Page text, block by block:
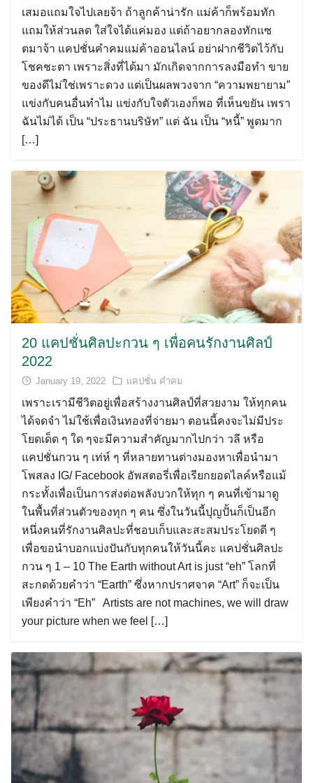
for:
เสมอแถมใจไปเลยจ้า ถ้าลูกค้าน่ารัก แม่ค้าก็พร้อมทัก
แถมให้ส่วนลด ใส่ใจได้แค่มอง แต่ถ้าอยากลองทักแซ
ตมาจ้า แคปชั่นคำคมแม่ค้าออนไลน์ อย่าฝากชีวิตไว้กับ
โชคชะตา เพราะสิ่งที่ได้มา มักเกิดจากการลงมือทำ ขาย
ของดีไม่ใช่เพราะดวง แต่เป็นผลพวงจาก “ความพยายาม”
แข่งกับคนอื่นทำไม แข่งกับใจตัวเองก็พอ ที่เห็นขยัน เพรา
ฉันไม่ได้ เป็น “ประธานบริษัท” แต่ ฉัน เป็น “หนี้” พูดมาก
[…]
20 แคปชั่นศิลปะกวน ๆ เพื่อคนรักงานศิลป์
2022
January 19, 2022 แคปชั่น คำคม
เพราะเรามีชีวิตอยู่เพื่อสร้างงานศิลป์ที่สวยงาม ให้ทุกคน
ได้จดจำ ไม่ใช้เพื่อเงินทองที่จ่ายมา ตอนนี้คงจะไม่มีประ
โยดเด็ด ๆ ใด ๆจะมีความสำคัญมากไปกว่า วลี หรือ
แคปชั่นกวน ๆ เท่ห์ ๆ ที่หลายทานต่างมองหาเพื่อนำมา
โพสลง IG/ Facebook อัพสตอรี่เพื่อเรียกยอดไลค์หรือแม้
กระทั้งเพื่อเป็นการส่งต่อพลังบวกให้ทุก ๆ คนที่เข้ามาดู
ในพื้นที่ส่วนตัวของทุก ๆ คน ซึ่งในวันนี้ปุญปั้นก็เป็นอีก
หนึ่งคนที่รักงานศิลปะที่ชอบเก็บและสะสมประโยดดี ๆ
เพื่อขอนำบอกแบ่งปันกับทุกคนให้วันนี้คะ แคปชั่นศิลปะ
กวน ๆ 1 – 10 The Earth without Art is just “eh” โลกที่
สะกดด้วยคำว่า “Earth” ซึ่งหากปราศจาค “Art” ก็จะเป็น
เพียงคำว่า “Eh” Artists are not machines, we will draw
your picture when we feel […]